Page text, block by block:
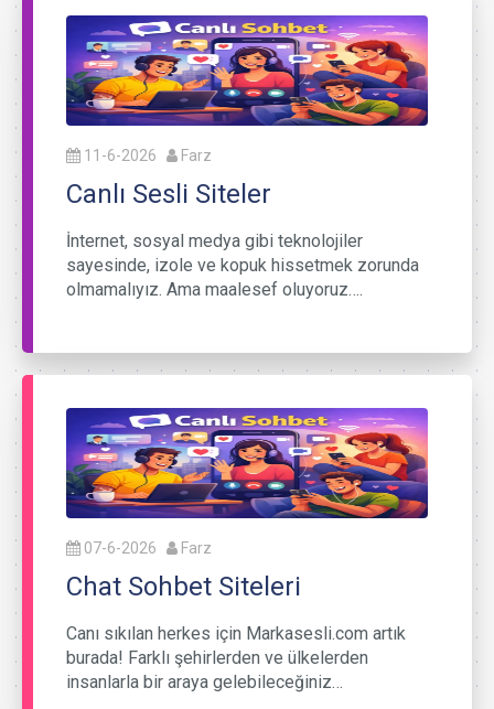
11-6-2026 Farz
Canlı Sesli Siteler
İnternet, sosyal medya gibi teknolojiler
sayesinde, izole ve kopuk hissetmek zorunda
olmamalıyız. Ama maalesef oluyoruz….
07-6-2026 Farz
Chat Sohbet Siteleri
Canı sıkılan herkes için Markasesli.com artık
burada! Farklı şehirlerden ve ülkelerden
insanlarla bir araya gelebileceğiniz…